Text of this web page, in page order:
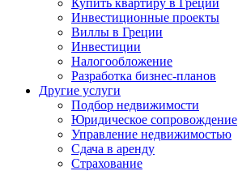
Купить квартиру в Греции
Инвестиционные проекты
Виллы в Греции
Инвестиции
Налогообложение
Разработка бизнес-планов
Другие услуги
Подбор недвижимости
Юридическое сопровождение
Управление недвижимостью
Сдача в аренду
Страхование